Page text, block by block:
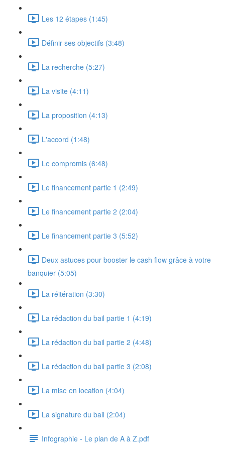
Les 12 étapes (1:45)
Définir ses objectifs (3:48)
La recherche (5:27)
La visite (4:11)
La proposition (4:13)
L'accord (1:48)
Le compromis (6:48)
Le financement partie 1 (2:49)
Le financement partie 2 (2:04)
Le financement partie 3 (5:52)
Deux astuces pour booster le cash flow grâce à votre
banquier (5:05)
La réitération (3:30)
La rédaction du bail partie 1 (4:19)
La rédaction du bail partie 2 (4:48)
La rédaction du bail partie 3 (2:08)
La mise en location (4:04)
La signature du bail (2:04)
Infographie - Le plan de A à Z.pdf